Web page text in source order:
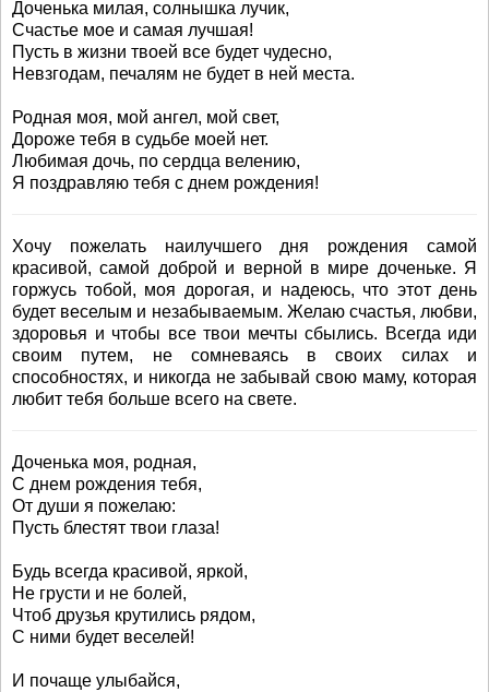
Доченька милая, солнышка лучик,
Счастье мое и самая лучшая!
Пусть в жизни твоей все будет чудесно,
Невзгодам, печалям не будет в ней места.
Родная моя, мой ангел, мой свет,
Дороже тебя в судьбе моей нет.
Любимая дочь, по сердца велению,
Я поздравляю тебя с днем рождения!
Хочу пожелать наилучшего дня рождения самой
красивой, самой доброй и верной в мире доченьке. Я
горжусь тобой, моя дорогая, и надеюсь, что этот день
будет веселым и незабываемым. Желаю счастья, любви,
здоровья и чтобы все твои мечты сбылись. Всегда иди
своим путем, не сомневаясь в своих силах и
способностях, и никогда не забывай свою маму, которая
любит тебя больше всего на свете.
Доченька моя, родная,
С днем рождения тебя,
От души я пожелаю:
Пусть блестят твои глаза!
Будь всегда красивой, яркой,
Не грусти и не болей,
Чтоб друзья крутились рядом,
С ними будет веселей!
И почаще улыбайся,